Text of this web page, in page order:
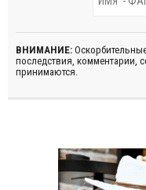
ВНИМАНИЕ:
последствия, комментарии,
принимаются.